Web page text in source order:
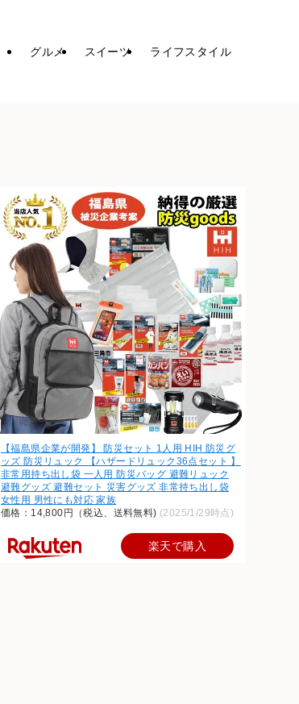
グルメ スイーツ ライフスタイル
【福島県企業が開発】 防災セット 1人用 HIH 防災グ
ッズ 防災リュック 【ハザードリュック36点セット 】
非常用持ち出し袋 一人用 防災バッグ 避難リュック
避難グッズ 避難セット 災害グッズ 非常持ち出し袋
女性用 男性にも対応 家族
価格：14,800円（税込、送料無料) (2025/1/29時点)
楽天で購入